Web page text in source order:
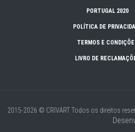
PORTUGAL 2020
POLÍTICA DE
TERMOS E
LIVRO DE
2015-2026 © CRIVARTTodos os direitos